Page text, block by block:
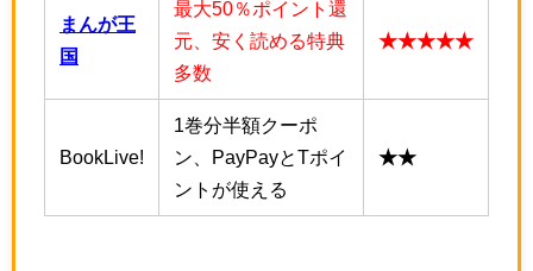
まんが王
国
最大50％ポイント還
元、安く読める特典
多数
★★★★★
BookLive!
1巻分半額クーポ
ン、PayPayとTポイ
ントが使える
★★